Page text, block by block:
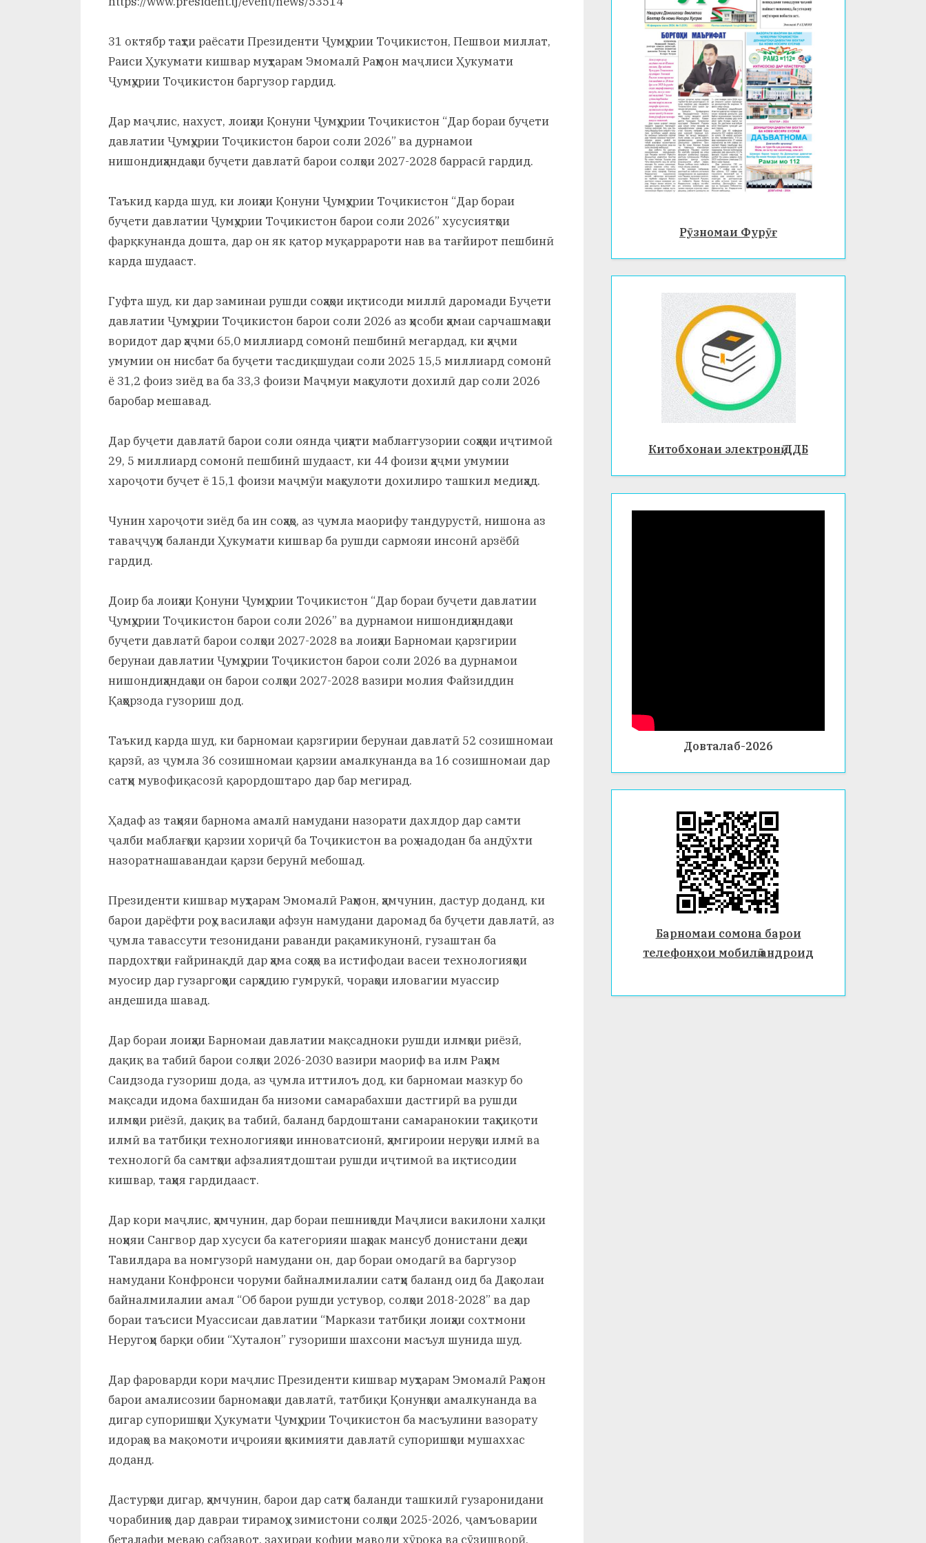
и
Х
у
с
р
а
в
31 октябр таҳти раёсати Президенти Ҷумҳурии Тоҷикистон, Пешвои миллат,
Раиси Ҳукумати кишвар муҳтарам Эмомалӣ Раҳмон маҷлиси Ҳукумати
Ҷумҳурии Тоҷикистон баргузор гардид.
Дар маҷлис, нахуст, лоиҳаи Қонуни Ҷумҳурии Тоҷикистон “Дар бораи буҷети
давлатии Ҷумҳурии Тоҷикистон барои соли 2026” ва дурнамои
нишондиҳандаҳои буҷети давлатӣ барои солҳои 2027-2028 баррасӣ гардид.
Таъкид карда шуд, ки лоиҳаи Қонуни Ҷумҳурии Тоҷикистон “Дар бораи
буҷети давлатии Ҷумҳурии Тоҷикистон барои соли 2026” хусусиятҳои
фарқкунанда дошта, дар он як қатор муқаррароти нав ва тағйирот пешбинӣ
карда шудааст.
Гуфта шуд, ки дар заминаи рушди соҳаҳои иқтисоди миллӣ даромади Буҷети
давлатии Ҷумҳурии Тоҷикистон барои соли 2026 аз ҳисоби ҳамаи сарчашмаҳои
воридот дар ҳаҷми 65,0 миллиард сомонӣ пешбинӣ мегардад, ки ҳаҷми
умумии он нисбат ба буҷети тасдиқшудаи соли 2025 15,5 миллиард сомонӣ
ё 31,2 фоиз зиёд ва ба 33,3 фоизи Маҷмуи маҳсулоти дохилӣ дар соли 2026
баробар мешавад.
Дар буҷети давлатӣ барои соли оянда ҷиҳати маблағгузории соҳаҳои иҷтимоӣ
29, 5 миллиард сомонӣ пешбинӣ шудааст, ки 44 фоизи ҳаҷми умумии
хароҷоти буҷет ё 15,1 фоизи маҷмӯи маҳсулоти дохилиро ташкил медиҳад.
Чунин хароҷоти зиёд ба ин соҳаҳо, аз ҷумла маорифу тандурустӣ, нишона аз
таваҷҷуҳи баланди Ҳукумати кишвар ба рушди сармояи инсонӣ арзёбӣ
гардид.
Доир ба лоиҳаи Қонуни Ҷумҳурии Тоҷикистон “Дар бораи буҷети давлатии
Ҷумҳурии Тоҷикистон барои соли 2026” ва дурнамои нишондиҳандаҳои
буҷети давлатӣ барои солҳои 2027-2028 ва лоиҳаи Барномаи қарзгирии
берунаи давлатии Ҷумҳурии Тоҷикистон барои соли 2026 ва дурнамои
нишондиҳандаҳои он барои солҳои 2027-2028 вазири молия Файзиддин
Қаҳҳорзода гузориш дод.
Таъкид карда шуд, ки барномаи қарзгирии берунаи давлатӣ 52 созишномаи
қарзӣ, аз ҷумла 36 созишномаи қарзии амалкунанда ва 16 созишномаи дар
сатҳи мувофиқасозӣ қарордоштаро дар бар мегирад.
Ҳадаф аз таҳияи барнома амалӣ намудани назорати дахлдор дар самти
ҷалби маблағҳои қарзии хориҷӣ ба Тоҷикистон ва роҳ надодан ба андӯхти
назоратнашавандаи қарзи берунӣ мебошад.
Президенти кишвар муҳтарам Эмомалӣ Раҳмон, ҳамчунин, дастур доданд, ки
барои дарёфти роҳу василаҳои афзун намудани даромад ба буҷети давлатӣ, аз
ҷумла тавассути тезонидани раванди рақамикунонӣ, гузаштан ба
пардохтҳои ғайринақдӣ дар ҳама соҳаҳо ва истифодаи васеи технологияҳои
муосир дар гузаргоҳҳои сарҳадию гумрукӣ, чораҳои иловагии муассир
андешида шавад.
Дар бораи лоиҳаи Барномаи давлатии мақсадноки рушди илмҳои риёзӣ,
дақиқ ва табиӣ барои солҳои 2026-2030 вазири маориф ва илм Раҳим
Саидзода гузориш дода, аз ҷумла иттилоъ дод, ки барномаи мазкур бо
мақсади идома бахшидан ба низоми самарабахши дастгирӣ ва рушди
илмҳои риёзӣ, дақиқ ва табиӣ, баланд бардоштани самаранокии таҳқиқоти
илмӣ ва татбиқи технологияҳои инноватсионӣ, ҳамгироии неруҳои илмӣ ва
технологӣ ба самтҳои афзалиятдоштаи рушди иҷтимоӣ ва иқтисодии
кишвар, таҳия гардидааст.
Дар кори маҷлис, ҳамчунин, дар бораи пешниҳоди Маҷлиси вакилони халқи
ноҳияи Сангвор дар хусуси ба категорияи шаҳрак мансуб донистани деҳаи
Тавилдара ва номгузорӣ намудани он, дар бораи омодагӣ ва баргузор
намудани Конфронси чоруми байналмилалии сатҳи баланд оид ба Даҳсолаи
байналмилалии амал “Об барои рушди устувор, солҳои 2018-2028” ва дар
бораи таъсиси Муассисаи давлатии “Маркази татбиқи лоиҳаи сохтмони
Неругоҳи барқи обии “Хуталон” гузориши шахсони масъул шунида шуд.
Дар фароварди кори маҷлис Президенти кишвар муҳтарам Эмомалӣ Раҳмон
барои амалисозии барномаҳои давлатӣ, татбиқи Қонунҳои амалкунанда ва
дигар супоришҳои Ҳукумати Ҷумҳурии Тоҷикистон ба масъулини вазорату
идораҳо ва мақомоти иҷроияи ҳокимияти давлатӣ супоришҳои мушаххас
доданд.
Дастурҳои дигар, ҳамчунин, барои дар сатҳи баланди ташкилӣ гузаронидани
чорабиниҳо дар давраи тирамоҳу зимистони солҳои 2025-2026, ҷамъоварии
беталафи меваю сабзавот, захираи кофии маводи хӯрока ва сӯзишворӣ,
Рӯзномаи Фурӯғ
Китобхонаи электронӣ ДДБ
Довталаб-2026
Барномаи сомона барои
телефонҳои мобилӣ андроид